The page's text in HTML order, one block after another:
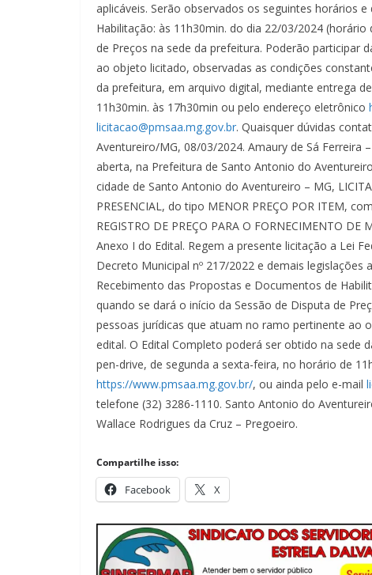
aplicáveis. Serão observados os seguintes horários
Habilitação: às 11h30min. do dia 22/03/2024
de Preços na sede da prefeitura. Poderão participar
ao objeto licitado, observadas as condições
da prefeitura, em arquivo digital, mediante entrega
11h30min. às 17h30min ou pelo endereço eletrônico
licitacao@pmsaa.mg.gov.br. Quaisquer dúvidas
Aventureiro/MG, 08/03/2024. Amaury de Sá Ferreira
aberta, na Prefeitura de Santo Antonio do
cidade de Santo Antonio do Aventureiro – MG,
PRESENCIAL, do tipo MENOR PREÇO POR ITEM,
REGISTRO DE PREÇO PARA O FORNECIMENTO
Anexo I do Edital. Regem a presente licitação a Lei
Decreto Municipal nº 217/2022 e demais
Recebimento das Propostas e Documentos de
quando se dará o início da Sessão de Disputa de
pessoas jurídicas que atuam no ramo pertinente ao
edital. O Edital Completo poderá ser obtido na sede
pen-drive, de segunda a sexta-feira, no horário de
https://www.pmsaa.mg.gov.br/, ou ainda pelo e-mail
telefone (32) 3286-1110. Santo Antonio do
Wallace Rodrigues da Cruz – Pregoeiro.
Compartilhe isso:
Facebook X